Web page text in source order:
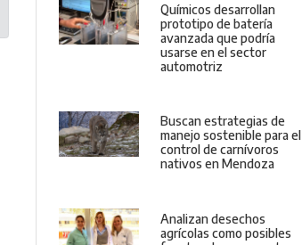
Químicos desarrollan
prototipo de batería
avanzada que podría
usarse en el sector
automotriz
Buscan estrategias de
manejo sostenible para el
control de carnívoros
nativos en Mendoza
Analizan desechos
agrícolas como posibles